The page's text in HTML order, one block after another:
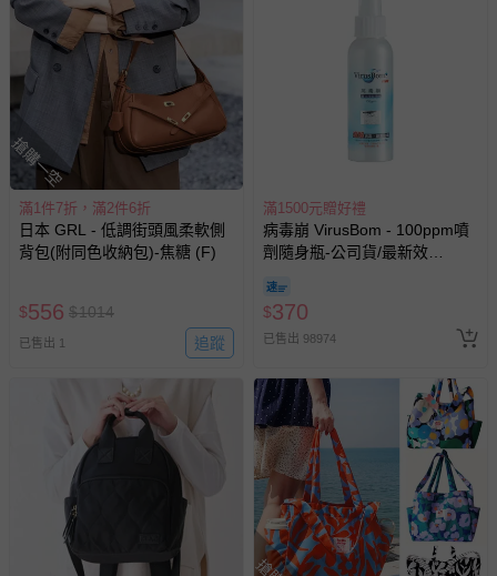
貼心小叮嚀
- 因體積縮小後再包裝、配送，收到時可能會輕微褶皺之情形，
搶購一空
滿1件7折，滿2件6折
日本 GRL - 低調街頭風柔軟側
背包(附同色收納包)-焦糖 (F)
$556 $1014
已售出 1 追蹤
滿1500元贈好禮
病毒崩 VirusBom - 100ppm噴
劑隨身瓶-公司貨/最新效
$370
已售出 98974